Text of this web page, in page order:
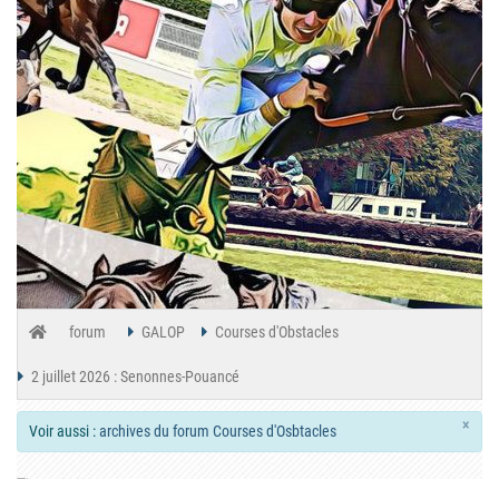
forum GALOP Courses d'Obstacles
2 juillet 2026 : Senonnes-Pouancé
×
Voir aussi :archives du forum Courses d'Osbtacles